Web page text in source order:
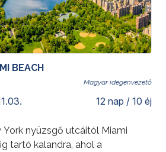
BEACH
Magyar idegenvezető
12 nap / 10 éj
York nyüzsgő utcáitól Miami
tartó kalandra, ahol a